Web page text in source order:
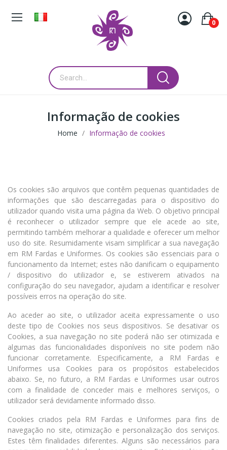
0
Informação de cookies
Home Informação de cookies
Os cookies são arquivos que contêm pequenas quantidades de
informações que são descarregadas para o dispositivo do
utilizador quando visita uma página da Web. O objetivo principal
é reconhecer o utilizador sempre que ele acede ao site,
permitindo também melhorar a qualidade e oferecer um melhor
uso do site. Resumidamente visam simplificar a sua navegação
em RM Fardas e Uniformes. Os cookies são essenciais para o
funcionamento da Internet; estes não danificam o equipamento
/ dispositivo do utilizador e, se estiverem ativados na
configuração do seu navegador, ajudam a identificar e resolver
possíveis erros na operação do site.
Ao aceder ao site, o utilizador aceita expressamente o uso
deste tipo de Cookies nos seus dispositivos. Se desativar os
Cookies, a sua navegação no site poderá não ser otimizada e
algumas das funcionalidades disponíveis no site podem não
funcionar corretamente. Especificamente, a RM Fardas e
Uniformes usa Cookies para os propósitos estabelecidos
abaixo. Se, no futuro, a RM Fardas e Uniformes usar outros
com a finalidade de conceder mais e melhores serviços, o
utilizador será devidamente informado disso.
Cookies criados pela RM Fardas e Uniformes para fins de
navegação no site, otimização e personalização dos serviços.
Estes têm finalidades diferentes. Alguns são necessários para